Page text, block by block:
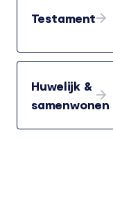
Testament
Huwelijk &
samenwonen